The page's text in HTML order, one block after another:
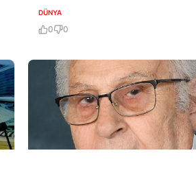
DÜNYA
0 0